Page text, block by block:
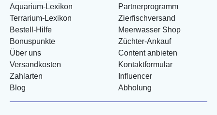
Aquarium-Lexikon
Terrarium-Lexikon
Bestell-Hilfe
Bonuspunkte
Über uns
Versandkosten
Zahlarten
Blog
Partnerprogramm
Zierfischversand
Meerwasser Shop
Züchter-Ankauf
Content anbieten
Kontaktformular
Influencer
Abholung